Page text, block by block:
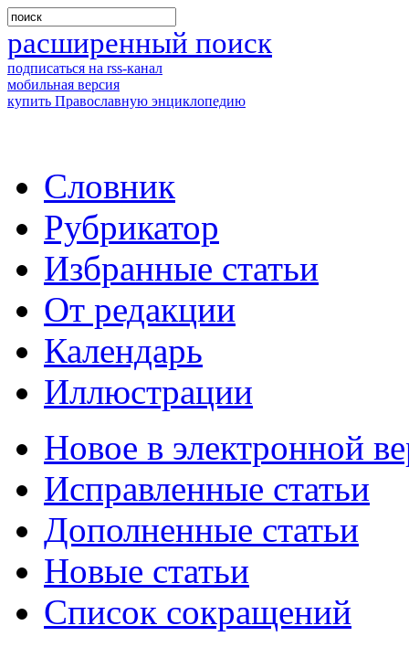
расширенный поиск
подписаться на rss-канал
мобильная версия
купить Православную энциклопедию
Словник
Рубрикатор
Избранные статьи
От редакции
Календарь
Иллюстрации
Новое в электронной
Исправленные статьи
Дополненные статьи
Новые статьи
Список сокращений